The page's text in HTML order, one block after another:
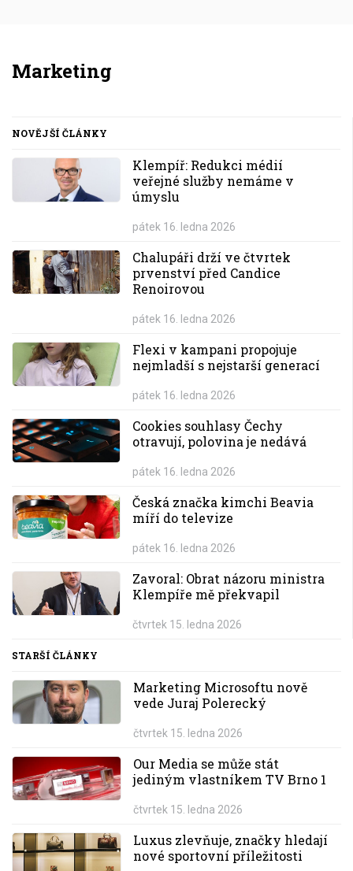
Marketing
NOVĚJŠÍ ČLÁNKY
Klempíř: Redukci médií
veřejné služby nemáme v
úmyslu
pátek 16. ledna 2026
Chalupáři drží ve čtvrtek
prvenství před Candice
Renoirovou
pátek 16. ledna 2026
Flexi v kampani propojuje
nejmladší s nejstarší generací
pátek 16. ledna 2026
Cookies souhlasy Čechy
otravují, polovina je nedává
pátek 16. ledna 2026
Česká značka kimchi Beavia
míří do televize
pátek 16. ledna 2026
Zavoral: Obrat názoru ministra
Klempíře mě překvapil
čtvrtek 15. ledna 2026
STARŠÍ ČLÁNKY
Marketing Microsoftu nově
vede Juraj Polerecký
čtvrtek 15. ledna 2026
Our Media se může stát
jediným vlastníkem TV Brno 1
čtvrtek 15. ledna 2026
Luxus zlevňuje, značky hledají
nové sportovní příležitosti